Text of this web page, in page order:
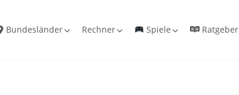
Bundesländer Rechner Spiele Ratgeber